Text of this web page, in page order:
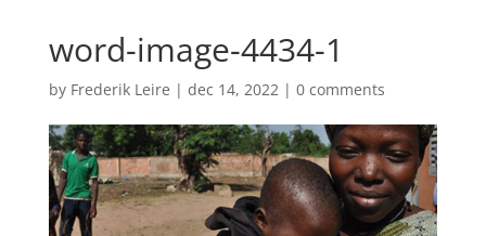
word-image-4434-1
by Frederik Leire | dec 14, 2022| 0 comments